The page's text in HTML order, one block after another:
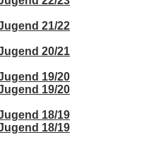
21/22
20/21
19/20
19/20
18/19
18/19